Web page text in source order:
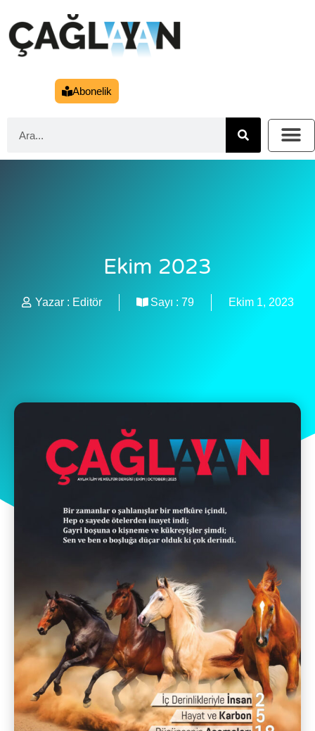
Abonelik
Ekim 2023
Yazar : Editör Sayı : 79 Ekim 1, 2023